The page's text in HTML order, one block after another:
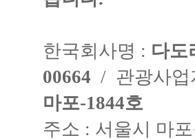
한국회사명 : 다도
00664 / 관광사
마포-1844호
주소 : 서울시 마